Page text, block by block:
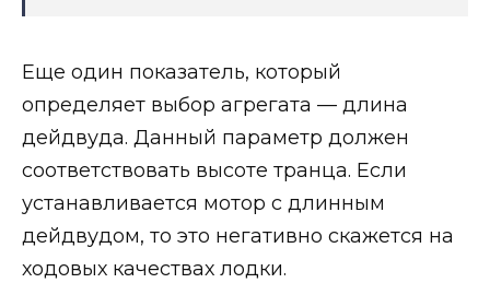
Еще один показатель, который
определяет выбор агрегата — длина
дейдвуда. Данный параметр должен
соответствовать высоте транца. Если
устанавливается мотор с длинным
дейдвудом, то это негативно скажется на
ходовых качествах лодки.